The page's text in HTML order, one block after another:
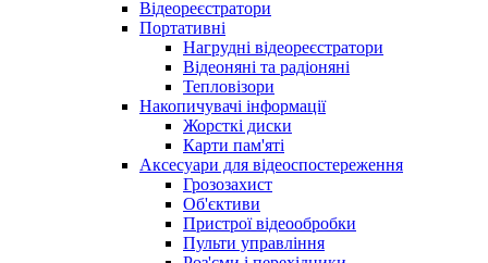
Відеореєстратори
Портативні
Нагрудні відеореєстратори
Відеоняні та радіоняні
Тепловізори
Накопичувачі інформації
Жорсткі диски
Карти пам'яті
Аксесуари для відеоспостереження
Грозозахист
Об'єктиви
Пристрої відеообробки
Пульти управління